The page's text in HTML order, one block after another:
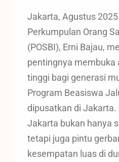
Jakarta, Agustus
Perkumpulan Orang
(POSBI), Erni Bajau,
pentingnya membuka
tinggi bagi generasi
Program Beasiswa
dipusatkan di Jakarta.
Jakarta bukan hanya
tetapi juga pintu
kesempatan luas di